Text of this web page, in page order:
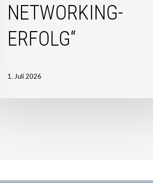
NETWORKING-
ERFOLG“
1. Juli 2026